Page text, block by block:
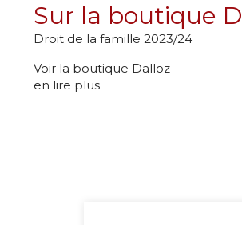
Sur la boutique
Droit de la famille 2023/24
Voir la boutique Dalloz
en lire plus